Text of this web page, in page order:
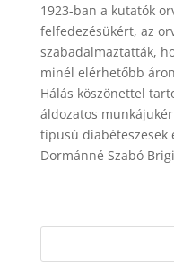
1923-ban a kutatók
felfedezésükért, az
szabadalmaztatták,
minél elérhetőbb
Hálás köszönettel
áldozatos
típusú diabéteszesek
Dormánné Szabó